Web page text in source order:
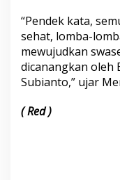
“Pendek kata,
sehat, lomba-
mewujudkan
dicanangkan oleh
Subianto,” ujar
( Red )